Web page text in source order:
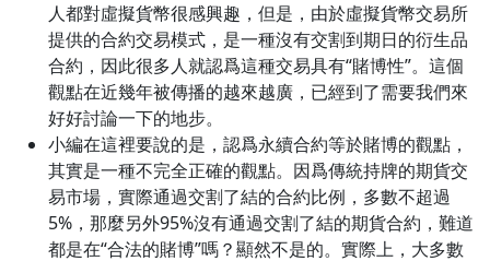
人都對虛擬貨幣很感興趣，但是，由於虛擬貨幣交易所
提供的合約交易模式，是一種沒有交割到期日的衍生品
合約，因此很多人就認爲這種交易具有“賭博性”。這個
觀點在近幾年被傳播的越來越廣，已經到了需要我們來
好好討論一下的地步。
小編在這裡要說的是，認爲永續合約等於賭博的觀點，
其實是一種不完全正確的觀點。因爲傳統持牌的期貨交
易市場，實際通過交割了結的合約比例，多數不超過
5%，那麼另外95%沒有通過交割了結的期貨合約，難道
都是在“合法的賭博”嗎？顯然不是的。實際上，大多數